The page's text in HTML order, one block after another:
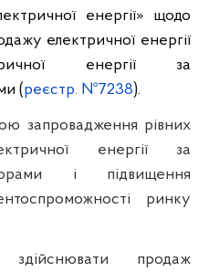
енергії» щодо
електричної енергії
енергії за
(реєстр. №7238).
запровадження рівних
енергії за
і підвищення
ринку
здійснювати продаж